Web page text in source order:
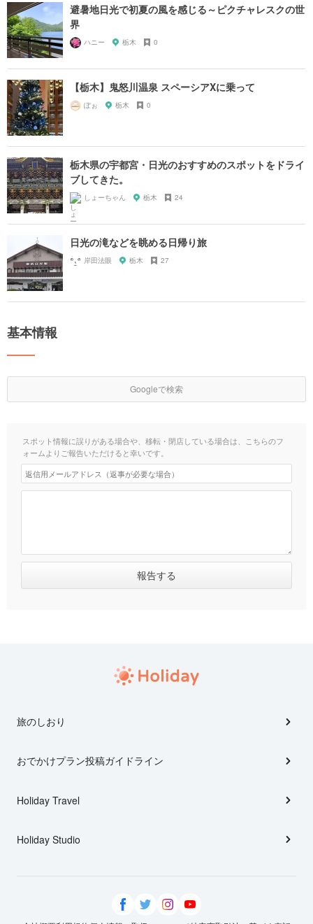
避暑地日光で初夏の風を感じる～ピクチャレスクの世
界
ハニー 栃木 0
【栃木】鬼怒川温泉 スペーシアXに乗って
ぽぉ 栃木 0
栃木県の宇都宮・日光のおすすめのスポットをドライ
ブしてきた。
しょーちゃん 栃木 24
日光の滝などを眺める日帰り旅
岸田法眼 栃木 27
基本情報
Googleで検索
スポット情報に誤りがある場合や、移転・閉店している場合は、こちらのフ
ォームよりご報告いただけると幸いです。
旅のしおり
おでかけプラン投稿ガイドライン
Holiday Travel
Holiday Studio